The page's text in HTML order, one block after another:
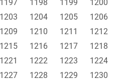
1197 1198 1199
1200
1203 1204 1205
1206
1209 1210 1211
1212
1215 1216 1217
1218
1221 1222 1223
1224
1227 1228 1229
1230